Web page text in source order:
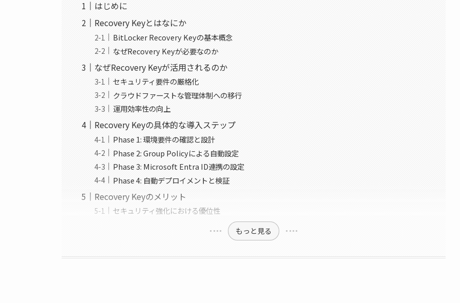
はじめに
Recovery Keyとはなにか
BitLocker Recovery Keyの基本概念
なぜRecovery Keyが必要なのか
なぜRecovery Keyが活用されるのか
セキュリティ要件の厳格化
クラウドファーストな管理体制への移行
運用効率性の向上
Recovery Keyの具体的な導入ステップ
Phase 1: 環境要件の確認と設計
Phase 2: Group Policyによる自動設定
Phase 3: Microsoft Entra ID連携の設定
Phase 4: 自動デプロイメントと検証
Recovery Keyのメリット
セキュリティ強化における優位性
もっと見る